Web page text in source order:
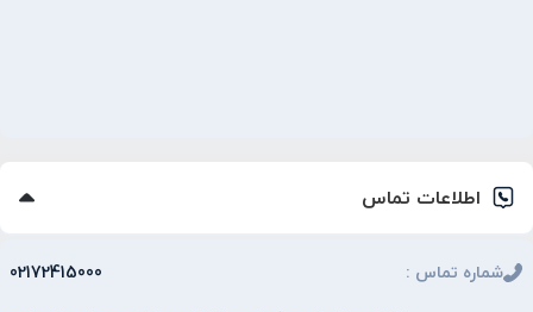
اطلاعات تماس
شماره تماس :
02172415000